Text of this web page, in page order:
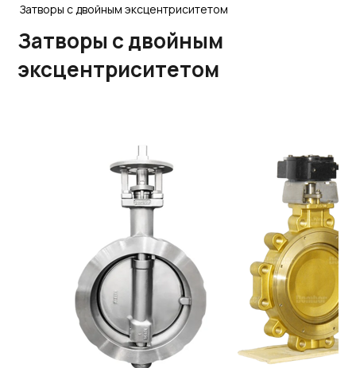
Затворы с двойным эксцентриситетом
Затворы с двойным
эксцентриситетом